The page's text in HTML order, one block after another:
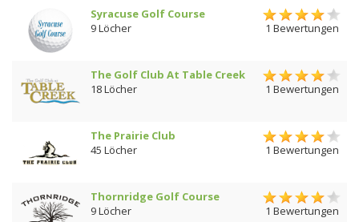
Syracuse Golf Course
9 Löcher
1 Bewertungen
The Golf Club At Table Creek
18 Löcher
1 Bewertungen
The Prairie Club
45 Löcher
1 Bewertungen
Thornridge Golf Course
9 Löcher
1 Bewertungen